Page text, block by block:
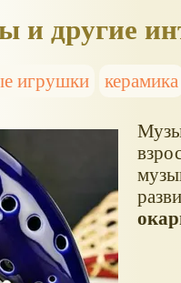
и другие
игрушки керамика